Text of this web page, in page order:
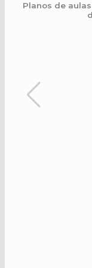
Planos de